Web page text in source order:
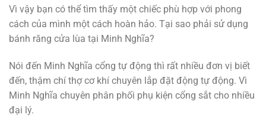
Vì vậy bạn có thể tìm thấy một chiếc phù hợp với phong
cách của mình một cách hoàn hảo. Tại sao phải sử dụng
bánh răng cửa lùa tại Minh Nghĩa?
Nói đến Minh Nghĩa cổng tự động thì rất nhiều đơn vị biết
đến, thậm chí thợ cơ khí chuyên lắp đặt động tự động. Vì
Minh Nghĩa chuyên phân phối phụ kiện cổng sắt cho nhiều
đại lý.